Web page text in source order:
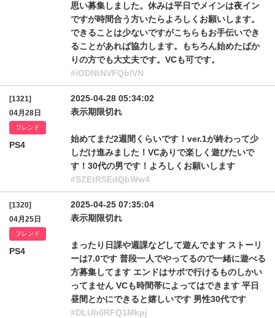
思い募集しました。休みは平日でメインは夜イン
ですが時間合う方いたらよろしくお願いします。
できることは少ないですがこちらもお手伝いでき
ることがあれば協力します。もちろん始めたばか
りの方でも大丈夫です。VCも可です。
#iODNtNVFQblVN
[1321]
04月28日
フレンド
PS4
2025-04-28 05:34:02
表示期限切れ
始めてまだ2週間くらいです！ver.1が終わって少
しだけ進みました！VCありで楽しく遊びたいで
す！30代の男です！よろしくお願いします
#SZEtRSEdQbWw4
[1320]
04月25日
フレンド
PS4
2025-04-25 07:35:04
表示期限切れ
まったり日課や週課などして遊んでます ストーリ
ーは7.0です 普段一人でやってるので一緒に遊べる
方募集してます エンドはサポで行けるものしかい
ってません VCも時間帯によってはできます 平日
昼間とかにできると嬉しいです 男性30代です
#DLUh0RFQ1Mkpj